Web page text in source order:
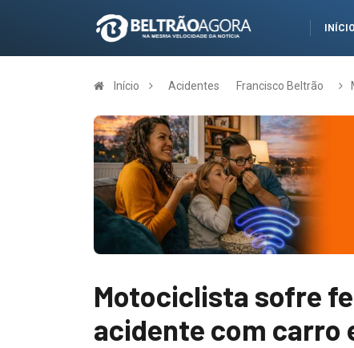
INÍCIO
Início Acidentes Francisco Beltrão
Motociclista sofre
acidente com carro